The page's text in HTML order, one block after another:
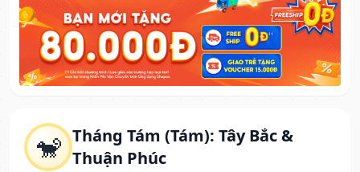
🐒 Tháng Tám (Tám): Tây Bắc &
Thuận Phúc